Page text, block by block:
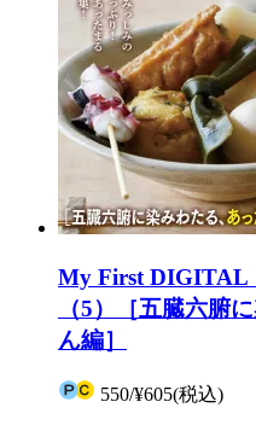
My First DIGITAL
（5）［五臓六腑
ん編］
550/¥605(税込)